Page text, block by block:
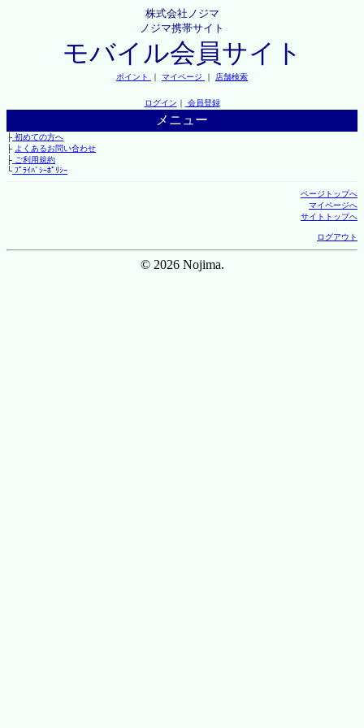
株式会社ノジマ
ノジマ携帯サイト
モバイル会員サイト
ポイント ｜ マイページ ｜ 店舗検索
ログイン ｜ 会員登録
メニュー
├初めての方へ
├ よくあるお問い合わせ
├ご利用規約
└ﾌﾟﾗｲﾊﾞｼｰﾎﾟﾘｼｰ
ページトップへ
マイページへ
サイトトップへ
ログアウト
© 2026 Nojima.